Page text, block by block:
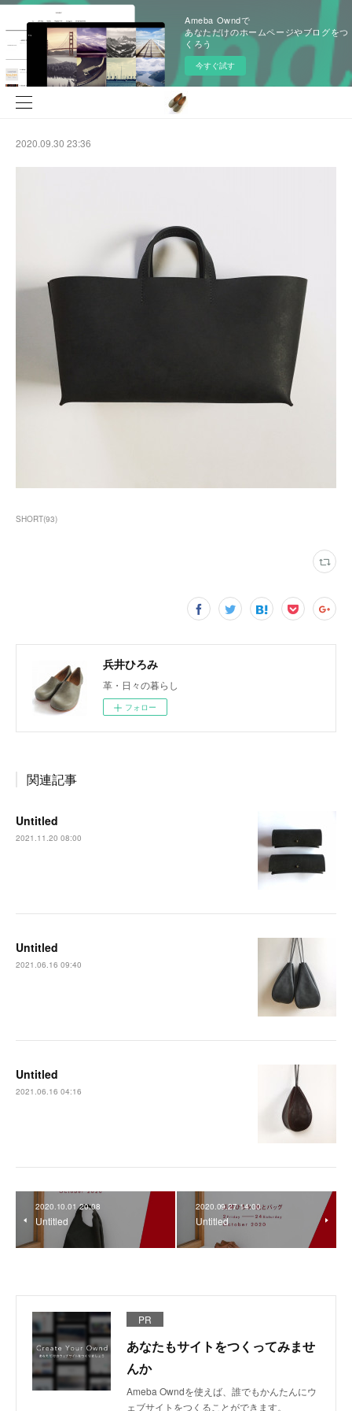
Ameba Owndで
あなただけのホームページやブログをつ
くろう
今すぐ試す
2020.09.30 23:36
SHORT(93)
兵井ひろみ
革・日々の暮らし
フォロー
関連記事
Untitled
2021.11.20 08:00
Untitled
2021.06.16 09:40
Untitled
2021.06.16 04:16
2020.10.01 20:08
Untitled
2020.09.27 14:00
Untitled
PR
あなたもサイトをつくってみませ
んか
Ameba Owndを使えば、誰でもかんたんにウ
ェブサイトをつくることができます。